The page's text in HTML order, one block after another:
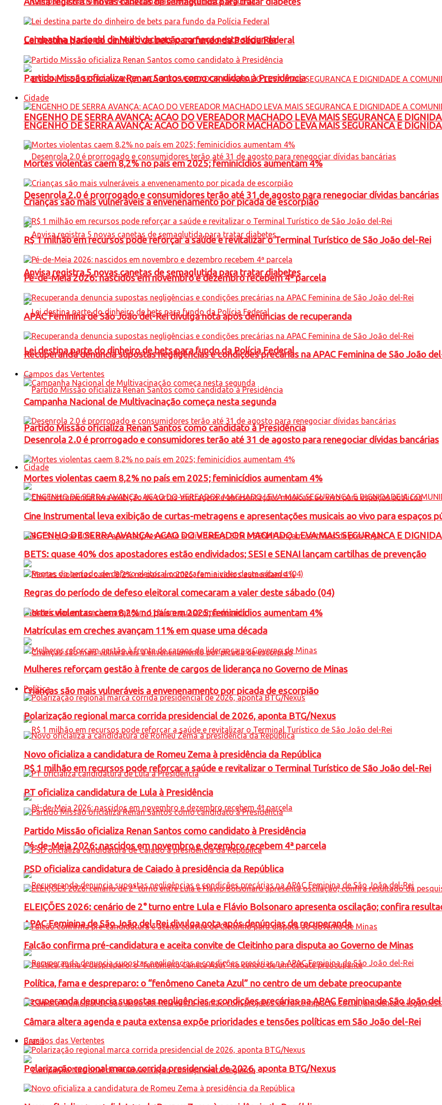
Campanha Nacional de Multivacinação começa nesta segunda
ENGENHO DE SERRA AVANÇA: ACAO DO VEREADOR MACHADO LEVA MAIS SEGURANCA E
Desenrola 2.0 é prorrogado e consumidores terão até 31 de agosto para renegociar dívidas bancárias
Anvisa registra 5 novas canetas de semaglutida para tratar diabetes
Lei destina parte do dinheiro de bets para fundo da Polícia Federal
Partido Missão oficializa Renan Santos como candidato à Presidência
Cidade
ENGENHO DE SERRA AVANÇA: ACAO DO VEREADOR MACHADO LEVA MAIS SEGURANCA E
Mortes violentas caem 8,2% no país em 2025; feminicídios aumentam 4%
Crianças são mais vulneráveis a envenenamento por picada de escorpião
R$ 1 milhão em recursos pode reforçar a saúde e revitalizar o Terminal Turístico de São João del-Rei
Pé-de-Meia 2026: nascidos em novembro e dezembro recebem 4ª parcela
APAC Feminina de São João del-Rei divulga nota após denúncias de recuperanda
Recuperanda denuncia supostas negligências e condições precárias na APAC Feminina de São João
Campos das Vertentes
Lei destina parte do dinheiro de bets para fundo da Polícia Federal
Partido Missão oficializa Renan Santos como candidato à Presidência
Cidade
ENGENHO DE SERRA AVANÇA: ACAO DO VEREADOR MACHADO LEVA MAIS SEGURANCA E
Mortes violentas caem 8,2% no país em 2025; feminicídios aumentam 4%
Crianças são mais vulneráveis a envenenamento por picada de escorpião
R$ 1 milhão em recursos pode reforçar a saúde e revitalizar o Terminal Turístico de São João del-Rei
Pé-de-Meia 2026: nascidos em novembro e dezembro recebem 4ª parcela
APAC Feminina de São João del-Rei divulga nota após denúncias de recuperanda
Recuperanda denuncia supostas negligências e condições precárias na APAC Feminina de São João
Campos das Vertentes
Campanha Nacional de Multivacinação começa nesta segunda
Desenrola 2.0 é prorrogado e consumidores terão até 31 de agosto para renegociar dívidas bancárias
Mortes violentas caem 8,2% no país em 2025; feminicídios aumentam 4%
Cine Instrumental leva exibição de curtas-metragens e apresentações musicais ao vivo para espaços
BETS: quase 40% dos apostadores estão endividados; SESI e SENAI lançam cartilhas de prevenção
Regras do período de defeso eleitoral comecaram a valer deste sábado (04)
Matrículas em creches avançam 11% em quase uma década
Mulheres reforçam gestão à frente de cargos de liderança no Governo de Minas
Política
Polarização regional marca corrida presidencial de 2026, aponta BTG/Nexus
Novo oficializa a candidatura de Romeu Zema à presidência da República
PT oficializa candidatura de Lula à Presidência
Partido Missão oficializa Renan Santos como candidato à Presidência
PSD oficializa candidatura de Caiado à presidência da República
ELEIÇÕES 2026: cenário de 2° turno entre Lula e Flávio Bolsonaro apresenta oscilação; confira
Falcão confirma pré-candidatura e aceita convite de Cleitinho para disputa ao Governo de Minas
Política, fama e despreparo: o “fenômeno Caneta Azul” no centro de um debate preocupante
Câmara altera agenda e pauta extensa expõe prioridades e tensões políticas em São João del-Rei
Brasil
Polarização regional marca corrida presidencial de 2026, aponta BTG/Nexus